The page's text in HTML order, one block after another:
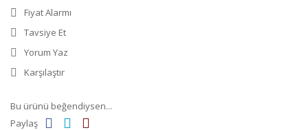
Fiyat Alarmı
Tavsiye Et
Yorum Yaz
Karşılaştır
Bu ürünü beğendiysen...
Paylaş